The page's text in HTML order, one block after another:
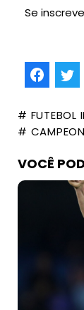
Se
# FUTEBOL
#
VOCÊ